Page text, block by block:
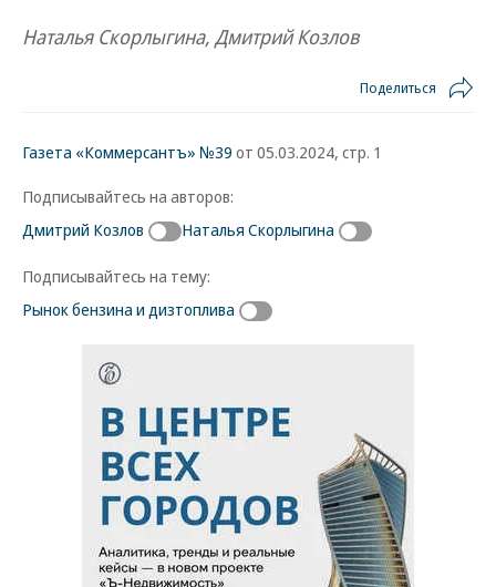
Наталья Скорлыгина, Дмитрий Козлов
Поделиться
Газета «Коммерсантъ» №39 от 05.03.2024, стр. 1
Подписывайтесь на авторов:
Дмитрий Козлов
Наталья Скорлыгина
Подписывайтесь на тему:
Рынок бензина и дизтоплива